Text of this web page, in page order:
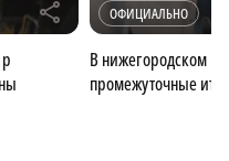
r ОФИЦИАЛЬНО
В нижегородском
промежуточные